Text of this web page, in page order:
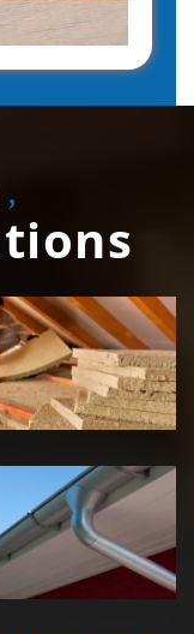
,
de
39
de
39